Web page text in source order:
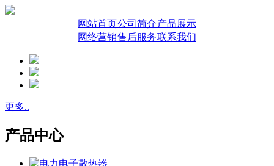
网站首页公司简介产品展示
网络营销售后服务联系我们
更多..
产品中心